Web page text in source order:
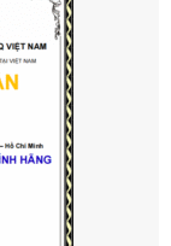
trở lên.
trở
cho những ai
vẫn hợp túi
phong